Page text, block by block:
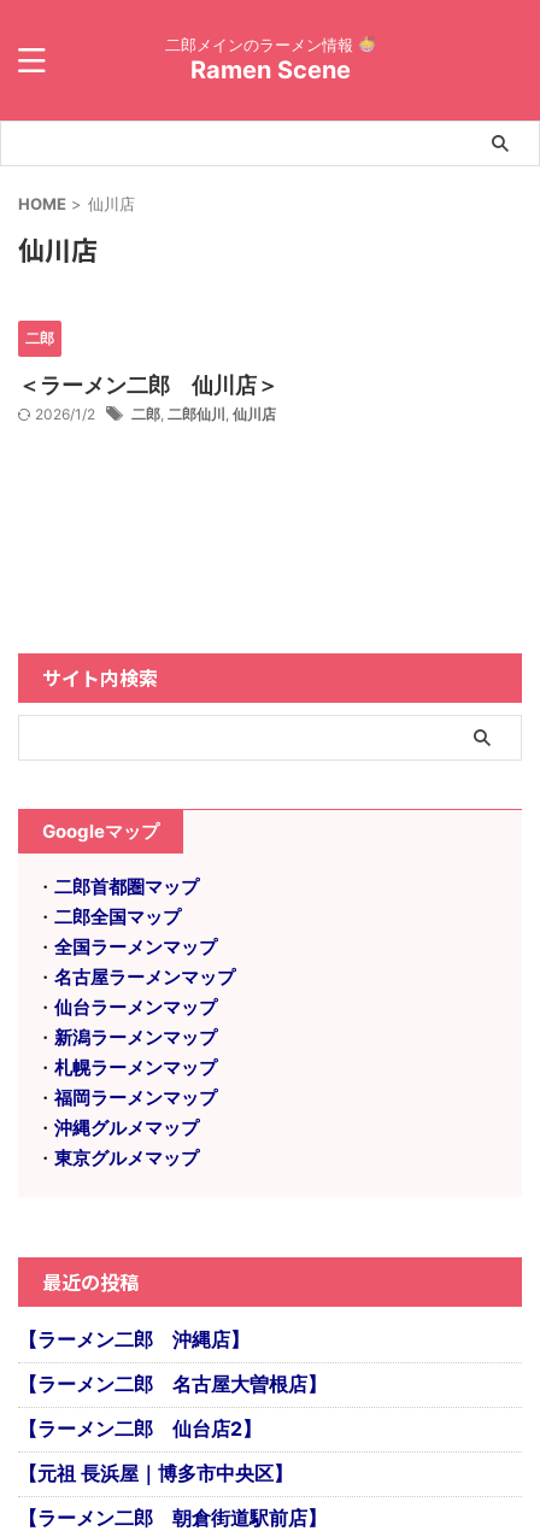
二郎メインのラーメン情報
Ramen Scene
HOME > 仙川店
仙川店
二郎
＜ラーメン二郎 仙川店＞
2026/1/2 二郎, 二郎仙川 , 仙川店
サイト内検索
Googleマップ
・ 二郎首都圏マップ
・ 二郎全国マップ
・ 全国ラーメンマップ
・ 名古屋ラーメンマップ
・ 仙台ラーメンマップ
・ 新潟ラーメンマップ
・ 札幌ラーメンマップ
・ 福岡ラーメンマップ
・ 沖縄グルメマップ
・ 東京グルメマップ
最近の投稿
【ラーメン二郎 沖縄店】
【ラーメン二郎 名古屋大曽根店】
【ラーメン二郎 仙台店2】
【元祖 長浜屋｜博多市中央区】
【ラーメン二郎 朝倉街道駅前店】